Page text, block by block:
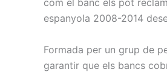
espanyola 2008-2014
Formada per un grup de
garantir que els bancs